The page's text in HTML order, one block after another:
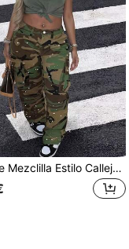
Jeans de Mezclilla Estilo Callejero Americano Camuflaje Casual Moda Joven Primavera Otoño